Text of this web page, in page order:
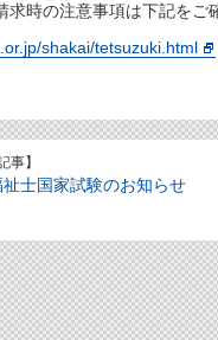
時の注意事項は下記をご
shakai/tetsuzuki.html
事】
祉士国家試験のお知らせ